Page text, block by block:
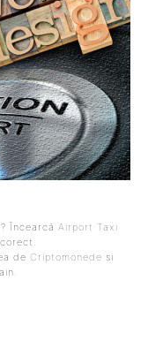
Încearcă Airport Taxi
de Criptomonede si